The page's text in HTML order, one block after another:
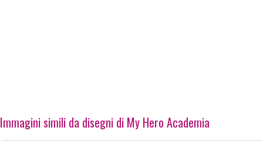
Immagini simili da disegni di My Hero Academia